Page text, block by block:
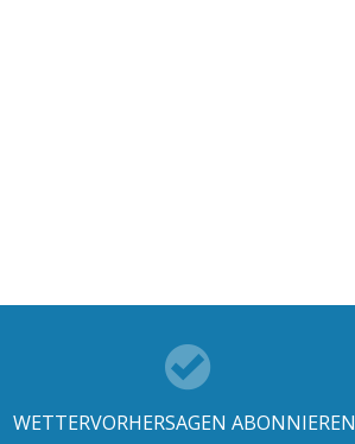
WETTERVORHERSAGEN ABONNIEREN